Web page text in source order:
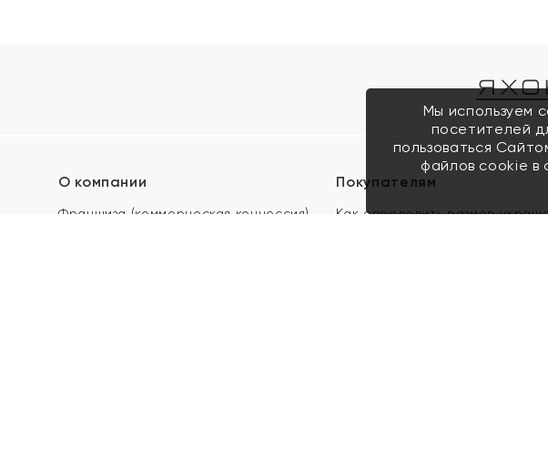
О компании
Франшиза (коммерческая концессия)
Покупателям
Как определить размер
Мы используем
посетителей
пользоваться
файлов cookie в